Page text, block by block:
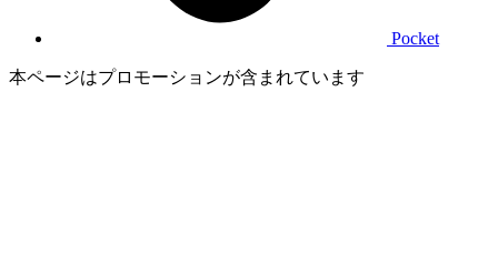
Pocket
本ページはプロモーションが含まれています